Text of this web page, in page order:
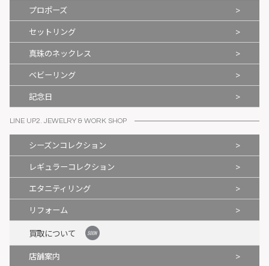
プロポーズ >
セットリング >
真珠のネックレス >
ベビーリング >
記念日 >
LINE UP2. JEWELRY & WORK SHOP
シーズンコレクション >
レギュラーコレクション >
エタニティリング >
リフォーム >
買取について
店舗案内 >